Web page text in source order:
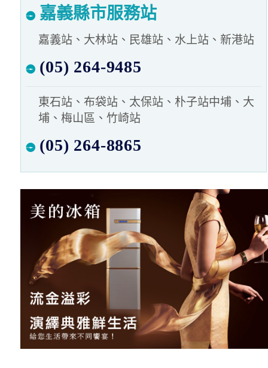
嘉義縣市服務站
嘉義站、大林站、民雄站、水上站、新港站
(05) 264-9485
東石站、布袋站、太保站、朴子站中埔、大
埔、梅山區、竹崎站
(05) 264-8865